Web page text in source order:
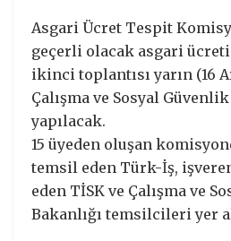
Asgari Ücret Tespit
geçerli olacak asgari
ikinci toplantısı yarın (16
Çalışma ve Sosyal
yapılacak.
15 üyeden oluşan
temsil eden Türk-İş,
eden TİSK ve Çalışma ve
Bakanlığı temsilcileri yer